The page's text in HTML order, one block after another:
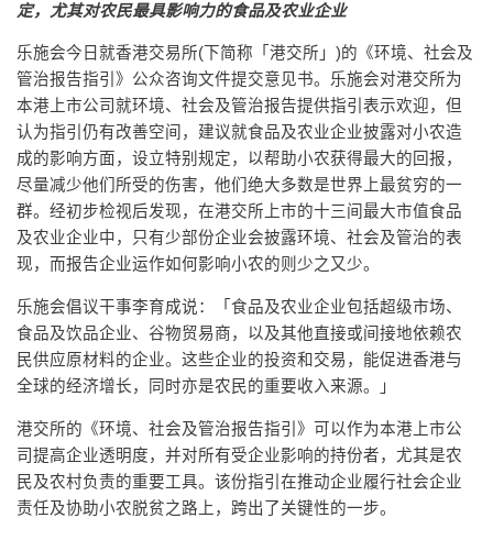
定，尤其对农民最具影响力的食品及农业企业
乐施会今日就香港交易所(下简称「港交所」)的《环境、社会及
管治报告指引》公众咨询文件提交意见书。乐施会对港交所为
本港上市公司就环境、社会及管治报告提供指引表示欢迎，但
认为指引仍有改善空间，建议就食品及农业企业披露对小农造
成的影响方面，设立特别规定，以帮助小农获得最大的回报，
尽量减少他们所受的伤害，他们绝大多数是世界上最贫穷的一
群。经初步检视后发现，在港交所上市的十三间最大市值食品
及农业企业中，只有少部份企业会披露环境、社会及管治的表
现，而报告企业运作如何影响小农的则少之又少。
乐施会倡议干事李育成说：「食品及农业企业包括超级市场、
食品及饮品企业、谷物贸易商，以及其他直接或间接地依赖农
民供应原材料的企业。这些企业的投资和交易，能促进香港与
全球的经济增长，同时亦是农民的重要收入来源。」
港交所的《环境、社会及管治报告指引》可以作为本港上市公
司提高企业透明度，并对所有受企业影响的持份者，尤其是农
民及农村负责的重要工具。该份指引在推动企业履行社会企业
责任及协助小农脱贫之路上，跨出了关键性的一步。